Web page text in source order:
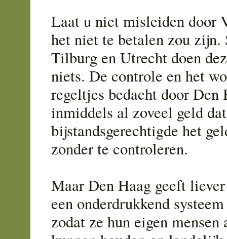
Laat u niet misleiden door
het niet te betalen zou zijn.
Tilburg en Utrecht doen
niets. De controle en het
regeltjes bedacht door Den
inmiddels al zoveel geld
bijstandsgerechtigde het
zonder te controleren.
Maar Den Haag geeft
een onderdrukkend
zodat ze hun eigen mensen